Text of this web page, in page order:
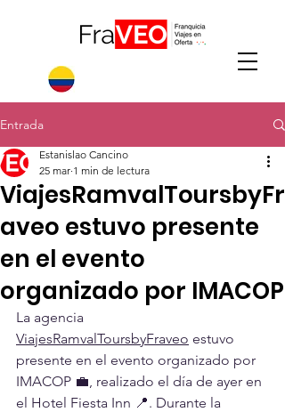
Entrada
ViajesRamvalToursbyFr
aveo estuvo presente
en el evento
organizado por IMACOP
Estanislao Cancino
25 mar 1 min de lectura
La agencia
ViajesRamvalToursbyFraveo estuvo
presente en el evento organizado por
IMACOP 💼, realizado el día de ayer en
el Hotel Fiesta Inn 📍. Durante la